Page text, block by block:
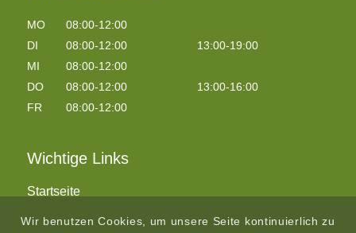
MO
08:00-12:00
DI
08:00-12:00
13:00-19:00
MI
08:00-12:00
DO
08:00-12:00
13:00-16:00
FR
08:00-12:00
Wichtige Links
Startseite
Wir benutzen Cookies, um unsere Seite kontinuierlich zu